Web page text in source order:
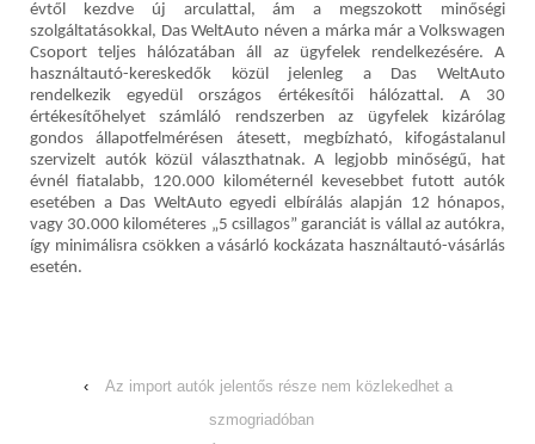
évtől kezdve új arculattal, ám a megszokott minőségi
szolgáltatásokkal, Das WeltAuto néven a márka már a Volkswagen
Csoport teljes hálózatában áll az ügyfelek rendelkezésére. A
használtautó-kereskedők közül jelenleg a Das WeltAuto
rendelkezik egyedül országos értékesítői hálózattal. A 30
értékesítőhelyet számláló rendszerben az ügyfelek kizárólag
gondos állapotfelmérésen átesett, megbízható, kifogástalanul
szervizelt autók közül választhatnak. A legjobb minőségű, hat
évnél fiatalabb, 120.000 kilométernél kevesebbet futott autók
esetében a Das WeltAuto egyedi elbírálás alapján 12 hónapos,
vagy 30.000 kilométeres „5 csillagos” garanciát is vállal az autókra,
így minimálisra csökken a vásárló kockázata használtautó-vásárlás
esetén.
‹
Az import autók jelentős része nem közlekedhet a
szmogriadóban